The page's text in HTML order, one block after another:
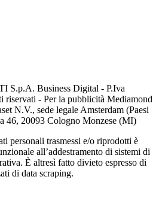
S.p.A. Business Digital - P.Iva
riservati - Per la pubblicità Mediamond
N.V., sede legale Amsterdam (Paesi
46, 20093 Cologno Monzese (MI)
personali trasmessi e/o riprodotti è
all’addestramento di sistemi di
È altresì fatto divieto espresso di
di data scraping.